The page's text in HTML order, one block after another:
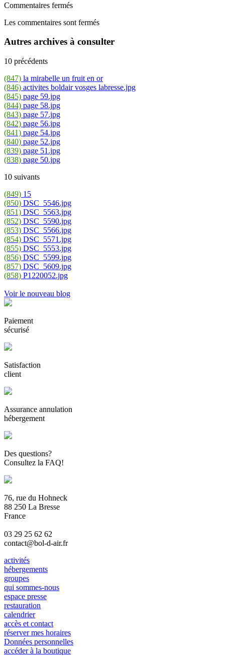
Commentaires fermés
Les commentaires sont fermés
Autres archives à consulter
10 précédents
(847) la mirabelle un fruit en or
(846) activites boldair vosges labresse.jpg
(845) page 59.jpg
(844) page 58.jpg
(843) page 57.jpg
(842) page 56.jpg
(841) page 54.jpg
(840) page 52.jpg
(839) page 51.jpg
(838) page 50.jpg
10 suivants
(849) 15
(850) DSC_5546.jpg
(851) DSC_5563.jpg
(852) DSC_5590.jpg
(853) DSC_5566.jpg
(854) DSC_5571.jpg
(855) DSC_5553.jpg
(856) DSC_5599.jpg
(857) DSC_5609.jpg
(858) P1220052.jpg
Voir le nouveau blog
Paiement
sécurisé
Satisfaction
client
Assurance annulation
hébergement
Des questions?
Consultez la FAQ!
76, rue du Hohneck
88 250 La Bresse
France
03 29 25 62 62
contact@bol-d-air.fr
activités
hébergements
groupes
qui sommes-nous
espace presse
restauration
calendrier
accès et contact
réserver mes horaires
Données personnelles
accéder à la boutique